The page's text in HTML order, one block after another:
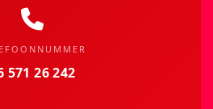
571 26 242